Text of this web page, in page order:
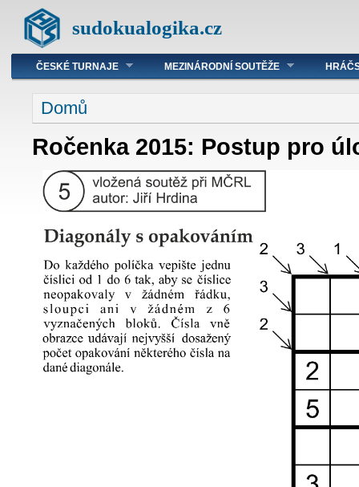
sudokualogika.cz
ČESKÉ TURNAJE MEZINÁRODNÍ SOUTĚŽE
Domů
Ročenka 2015: Postup pro